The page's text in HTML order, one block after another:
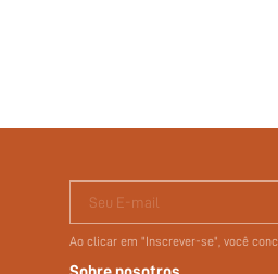
Seu E-mail
Ao clicar em "Inscrever-se", você